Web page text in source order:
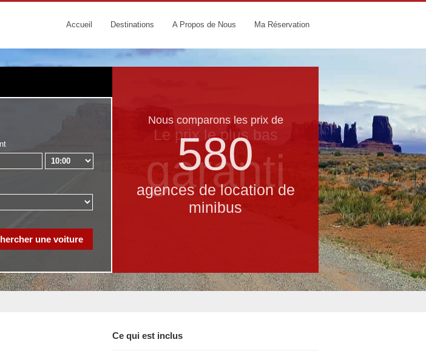
Accueil Destinations A Propos de Nous Ma Réservation
Nous comparons les prix de
580
agences de location de
minibus
Le prix le​ plus bas
garanti
Ce qui est inclus